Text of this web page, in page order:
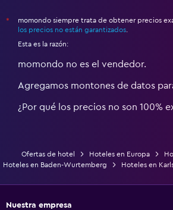
*
momondo siempre trata de obtener precios
los precios no están garantizados
Esta es la razón:
momondo no es el vendedor.
Agregamos montones de datos
¿Por qué los precios no son 100%
Ofertas de hotel Hoteles en Europa
Hoteles en Baden-Wurtemberg
Hoteles en
Nuestra empresa